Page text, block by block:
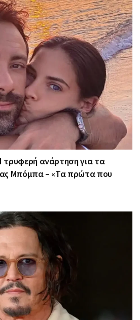
τρυφερή ανάρτηση για τα
Μπόμπα – «Τα πρώτα που